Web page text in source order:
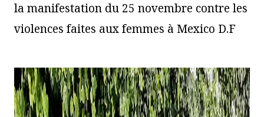
la manifestation du 25 novembre contre les
violences faites aux femmes à Mexico D.F